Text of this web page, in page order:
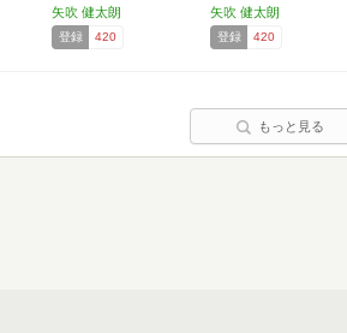
矢吹 健太朗
登録 420
矢吹 健太朗
登録 420
もっと見る